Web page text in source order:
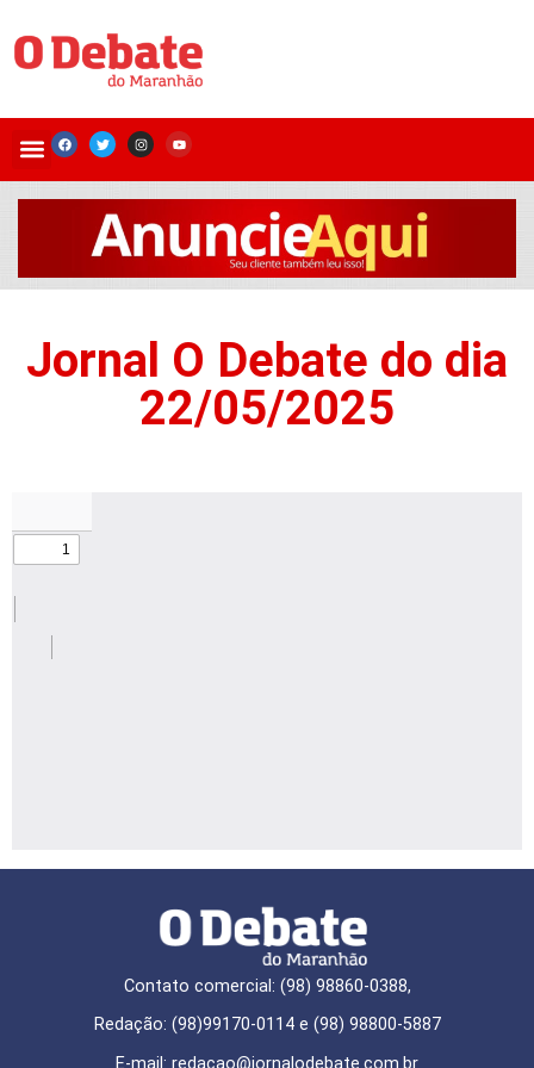
Jornal O Debate do dia
22/05/2025
Contato comercial: (98) 98860-0388,
Redação: (98)99170-0114 e (98) 98800-5887
E-mail: redaçao@jornalodebate.com.br